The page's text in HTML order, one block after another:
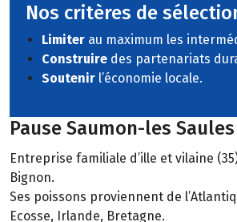
Nos critères de
Limiter au maximum les
Construire des partenariats
Soutenir l’économie locale.
Pause Saumon-les Saules
Entreprise familiale d’ille et vilaine
Bignon.
Ses poissons proviennent de
Ecosse, Irlande, Bretagne.